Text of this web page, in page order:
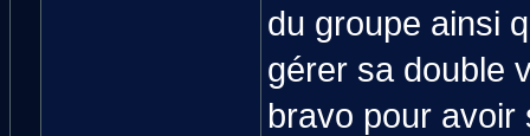
du groupe ainsi
gérer sa double
bravo pour avoir